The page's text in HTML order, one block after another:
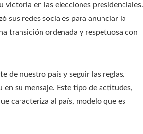
victoria en las elecciones presidenciales.
sus redes sociales para anunciar la
transición ordenada y respetuosa con
de nuestro país y seguir las reglas,
su mensaje. Este tipo de actitudes,
caracteriza al país, modelo que es